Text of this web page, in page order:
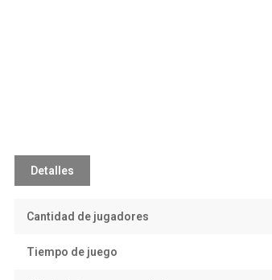
Detalles
Cantidad de jugadores
Tiempo de juego